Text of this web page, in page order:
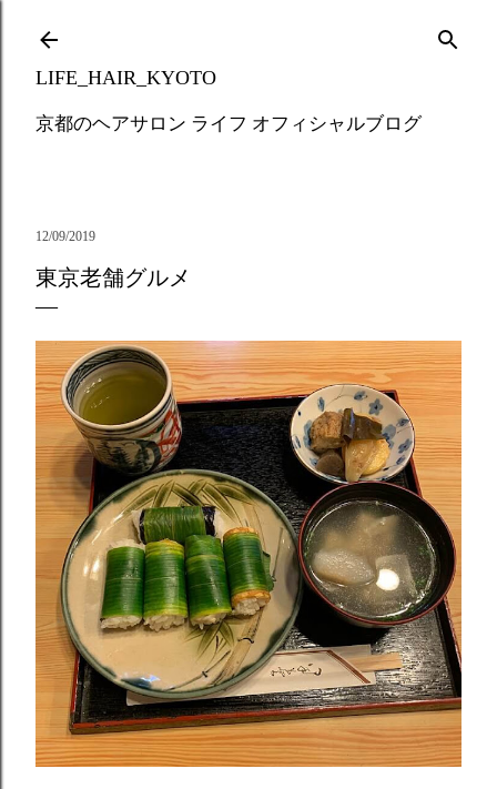
LIFE_HAIR_KYOTO
京都のヘアサロン ライフ オフィシャルブログ
12/09/2019
東京老舗グルメ